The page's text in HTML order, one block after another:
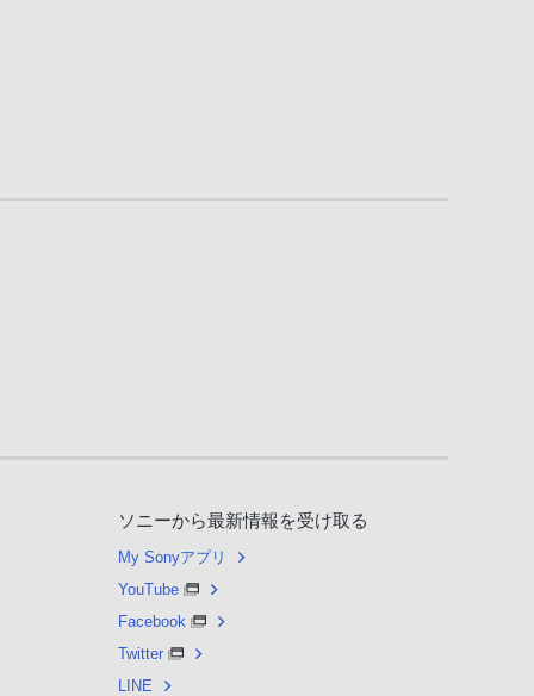
ソニーから最新情報を受け取る
My Sonyアプリ
YouTube
Facebook
Twitter
LINE